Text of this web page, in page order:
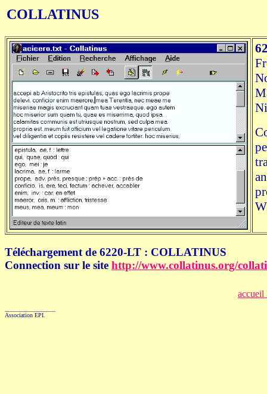
COLLATINUS
Téléchargement de 6220-LT : COLLATINUS
Connection sur le site http://www.collatinus.org/
accueil
Association EPI.